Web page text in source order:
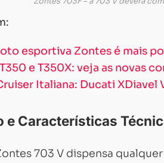
esportiva Zontes é mais
e T350X: veja as novas
Italiana: Ducati XDiavel
e Características
703 V dispensa